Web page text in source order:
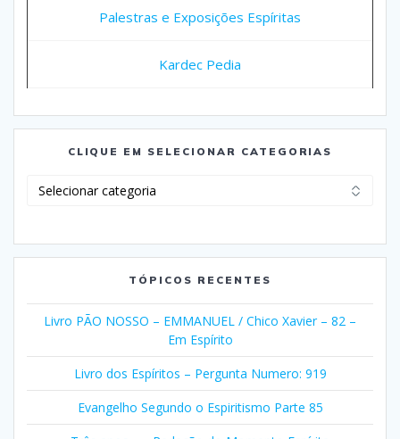
Palestras e Exposições Espíritas
Kardec Pedia
CLIQUE EM SELECIONAR CATEGORIAS
TÓPICOS RECENTES
Livro PÃO NOSSO – EMMANUEL / Chico Xavier – 82 –
Em Espírito
Livro dos Espíritos – Pergunta Numero: 919
Evangelho Segundo o Espiritismo Parte 85